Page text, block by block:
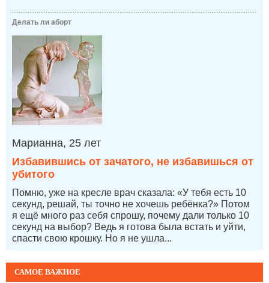
САМОЕ ВАЖНОЕ
Делать ли аборт
Марианна, 25 лет
Избавившись от зачатого, не избавишься от
убитого
Помню, уже на кресле врач сказала: «У тебя есть 10
секунд, решай, ты точно не хочешь ребёнка?» Потом
я ещё много раз себя спрошу, почему дали только 10
секунд на выбор? Ведь я готова была встать и уйти,
спасти свою крошку. Но я не ушла...